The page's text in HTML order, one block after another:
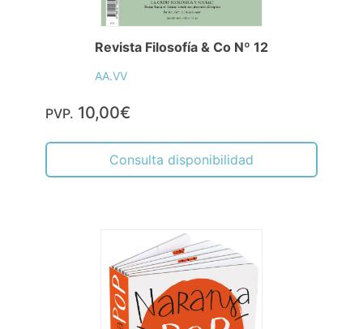
Revista Filosofía & Co Nº 12
AA.VV
PVP. 10,00€
Consulta disponibilidad